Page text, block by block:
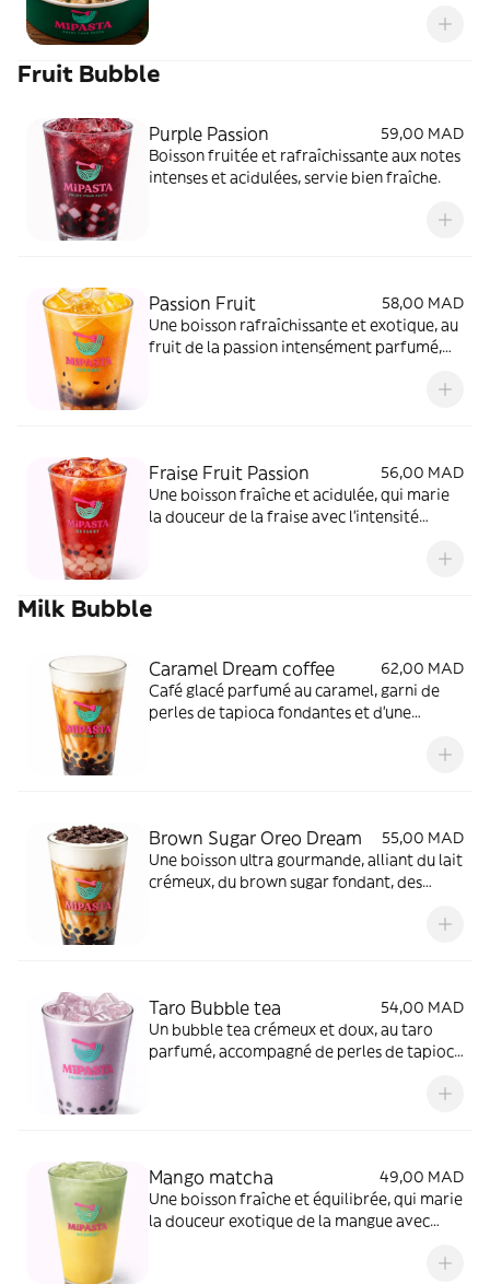
Fruit Bubble
Purple Passion
59,00 MAD
Boisson fruitée et rafraîchissante aux notes
intenses et acidulées, servie bien fraîche.
Passion Fruit
58,00 MAD
Une boisson rafraîchissante et exotique, au
fruit de la passion intensément parfumé,
Fraise Fruit Passion
56,00 MAD
Une boisson fraîche et acidulée, qui marie
la douceur de la fraise avec l’intensité
Milk Bubble
Caramel Dream coffee
62,00 MAD
Café glacé parfumé au caramel, garni de
perles de tapioca fondantes et d’une
Brown Sugar Oreo Dream
55,00 MAD
Une boisson ultra gourmande, alliant du lait
crémeux, du brown sugar fondant, des
Taro Bubble tea
54,00 MAD
Un bubble tea crémeux et doux, au taro
parfumé, accompagné de perles de tapioca
Mango matcha
49,00 MAD
Une boisson fraîche et équilibrée, qui marie
la douceur exotique de la mangue avec